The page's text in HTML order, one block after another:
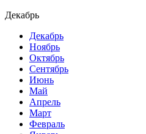
Декабрь
Декабрь
Ноябрь
Октябрь
Сентябрь
Июнь
Май
Апрель
Март
Февраль